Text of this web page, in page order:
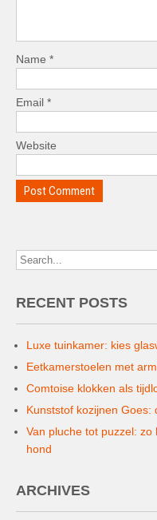
Name *
Email *
Website
RECENT POSTS
Luxe tuinkamer: kies
Eetkamerstoelen met
Comtoise klokken als
Kunststof kozijnen Goes:
Van pluche tot puzzel:
hond
ARCHIVES